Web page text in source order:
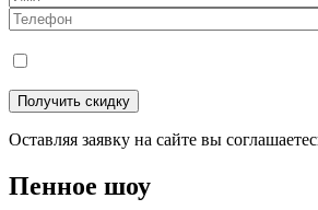
Оставляя заявку на сайте вы
Пенное шоу